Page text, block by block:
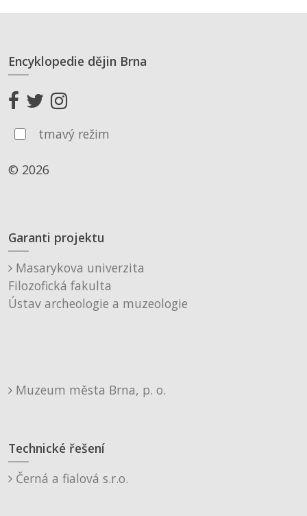
Encyklopedie dějin Brna
tmavý režim
© 2026
Garanti projektu
Masarykova univerzita
Filozofická fakulta
Ústav archeologie a muzeologie
Muzeum města Brna, p. o.
Technické řešení
Černá a fialová s.r.o.